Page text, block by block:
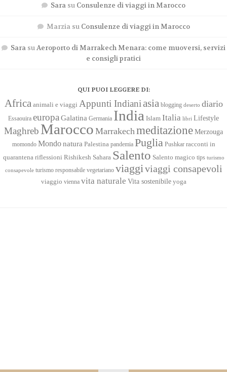
Sara su Consulenze di viaggi in Marocco
Marziasu Consulenze di viaggi in Marocco
Sara suAeroporto di Marrakech Menara: come muoversi, servizi
e consigli pratici
QUI PUOI LEGGERE DI:
Africa animali e viaggi Appunti Indianiasia blogging deserto diario
Essaouira europa Galatina Germania India Islam Italia libri Lifestyle
Maghreb Marocco Marrakech meditazioneMerzouga
momondo Mondo natura Palestina pandemia Puglia Pushkar racconti in
quarantena riflessioni Rishikesh Sahara Salento Salento magico tips turismo
consapevole turismo responsabile vegetariano viaggi viaggi consapevoli
viaggio vienna vita naturale Vita sostenibile yoga